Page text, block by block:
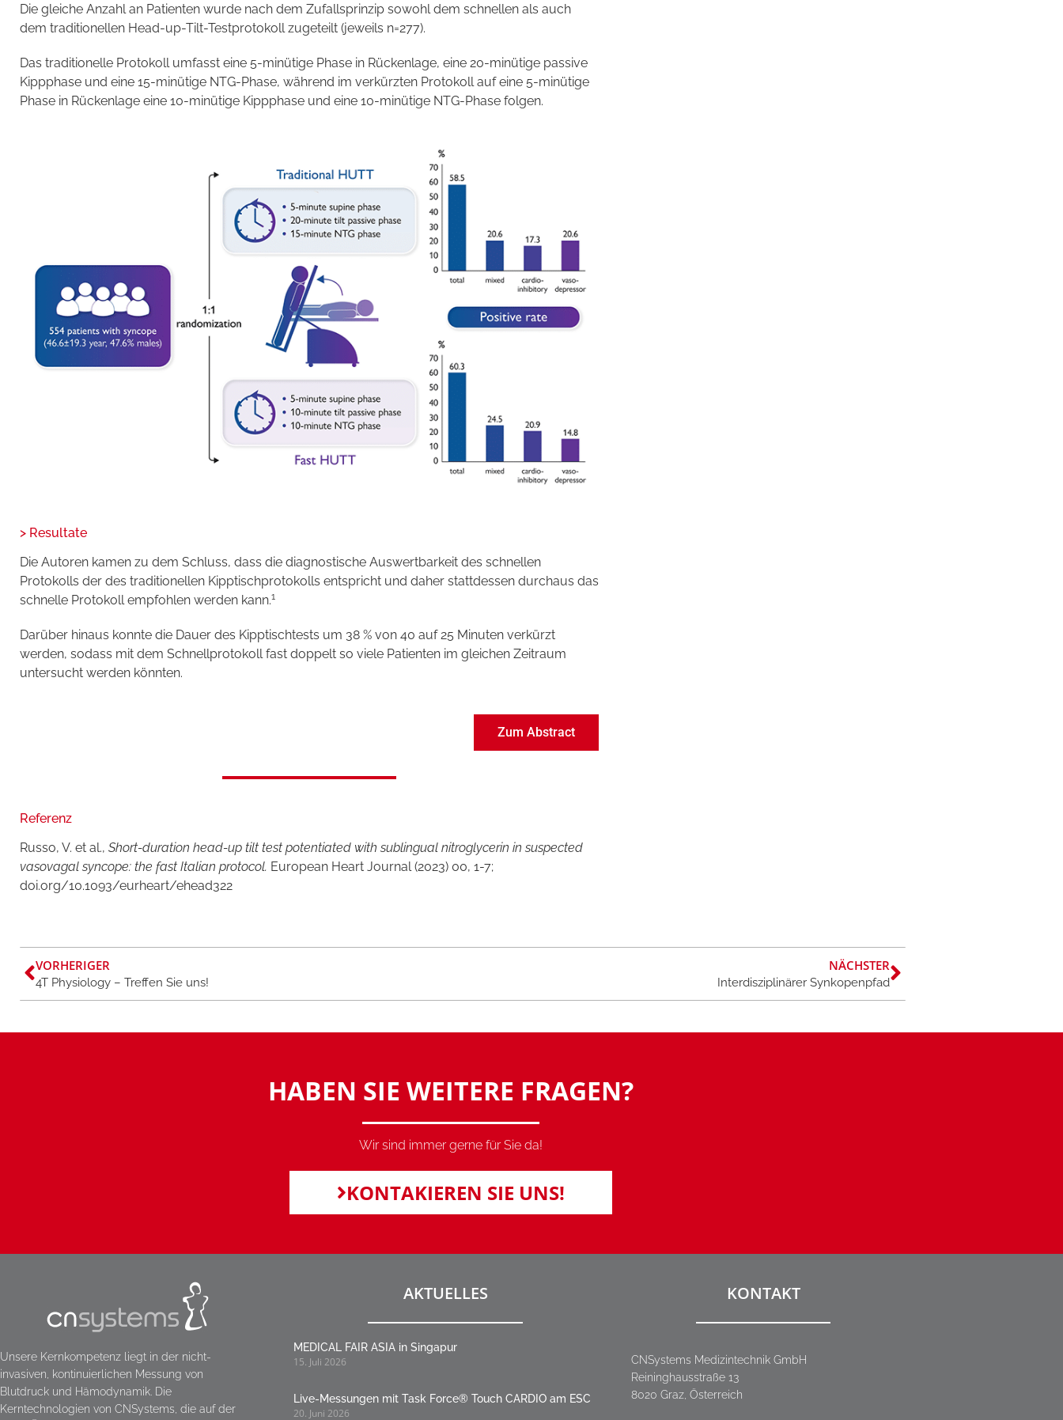
Die gleiche Anzahl an Patienten wurde nach dem Zufallsprinzip sowohl dem schnellen als auch
dem traditionellen Head-up-Tilt-Testprotokoll zugeteilt (jeweils n=277).
Das traditionelle Protokoll umfasst eine 5-minütige Phase in Rückenlage, eine 20-minütige passive
Kippphase und eine 15-minütige NTG-Phase, während im verkürzten Protokoll auf eine 5-minütige
Phase in Rückenlage eine 10-minütige Kippphase und eine 10-minütige NTG-Phase folgen.
> Resultate
Die Autoren kamen zu dem Schluss, dass die diagnostische Auswertbarkeit des schnellen
Protokolls der des traditionellen Kipptischprotokolls entspricht und daher stattdessen durchaus das
schnelle Protokoll empfohlen werden kann.1
Darüber hinaus konnte die Dauer des Kipptischtests um 38 % von 40 auf 25 Minuten verkürzt
werden, sodass mit dem Schnellprotokoll fast doppelt so viele Patienten im gleichen Zeitraum
untersucht werden könnten.
Zum Abstract
Referenz
Russo, V. et al., Short-duration head-up tilt test potentiated with sublingual nitroglycerin in suspected
vasovagal syncope: the fast Italian protocol. European Heart Journal (2023) 00, 1-7;
doi.org/10.1093/eurheart/ehead322
VORHERIGER
4T Physiology – Treffen Sie uns!
NÄCHSTER
Interdisziplinärer Synkopenpfad
HABEN SIE WEITERE FRAGEN?
Wir sind immer gerne für Sie da!
KONTAKIEREN SIE UNS!
Unsere Kernkompetenz liegt in der nicht-
invasiven, kontinuierlichen Messung von
Blutdruck und Hämodynamik. Die
Kerntechnologien von CNSystems, die auf der
AKTUELLES
MEDICAL FAIR ASIA in Singapur
15. Juli 2026
Live-Messungen mit Task Force® Touch CARDIO am ESC
20. Juni 2026
KONTAKT
CNSystems Medizintechnik GmbH
Reininghausstraße 13
8020 Graz, Österreich